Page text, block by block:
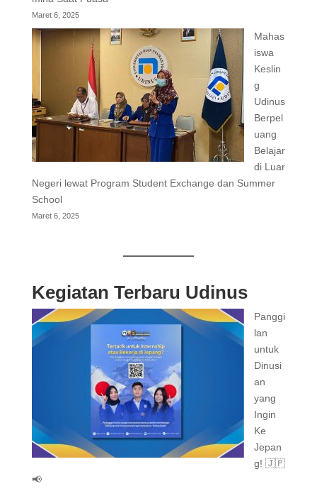
Maret 6, 2025
Mahas
iswa
Keslin
g
Udinus
Berpel
uang
Belajar
di Luar
Negeri lewat Program Student Exchange dan Summer
School
Maret 6, 2025
Kegiatan Terbaru Udinus
Panggi
lan
untuk
Dinusi
an
yang
Ingin
Ke
Jepan
g! 🇯🇵
📢